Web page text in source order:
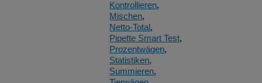
Kontrollieren,
Mischen,
Netto-Total ,
Pipette Smart Test,
Prozentwägen,
Statistiken,
Summieren,